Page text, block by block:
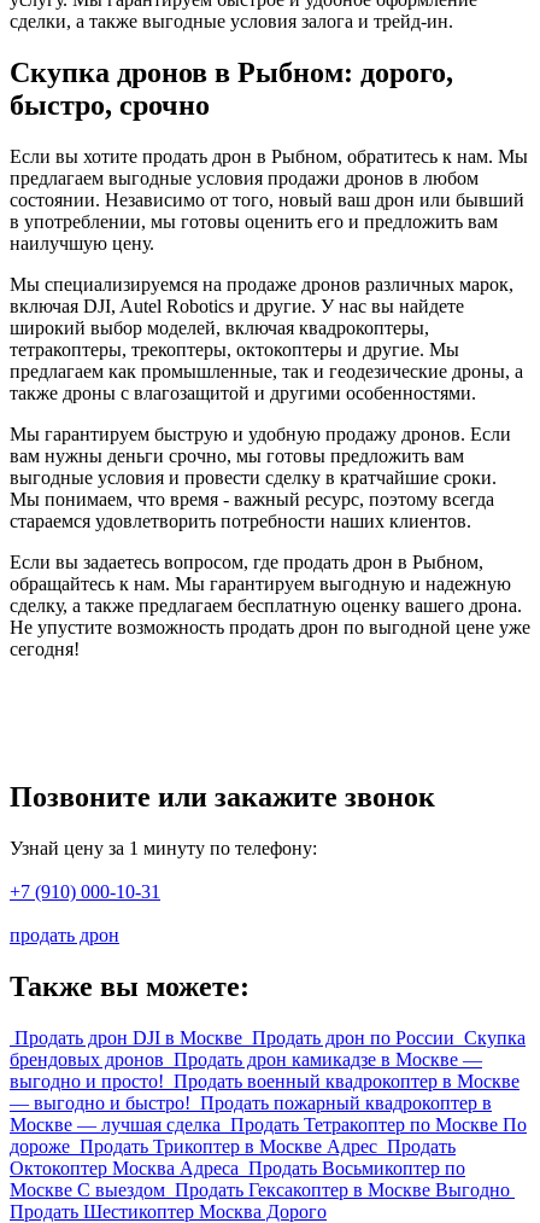
сделки, а также выгодные условия залога и трейд-ин.
Скупка дронов в Рыбном: дорого,
быстро, срочно
Если вы хотите продать дрон в Рыбном, обратитесь к нам. Мы
предлагаем выгодные условия продажи дронов в любом
состоянии. Независимо от того, новый ваш дрон или бывший
в употреблении, мы готовы оценить его и предложить вам
наилучшую цену.
Мы специализируемся на продаже дронов различных марок,
включая DJI, Autel Robotics и другие. У нас вы найдете
широкий выбор моделей, включая квадрокоптеры,
тетракоптеры, трекоптеры, октокоптеры и другие. Мы
предлагаем как промышленные, так и геодезические дроны, а
также дроны с влагозащитой и другими особенностями.
Мы гарантируем быструю и удобную продажу дронов. Если
вам нужны деньги срочно, мы готовы предложить вам
выгодные условия и провести сделку в кратчайшие сроки.
Мы понимаем, что время - важный ресурс, поэтому всегда
стараемся удовлетворить потребности наших клиентов.
Если вы задаетесь вопросом, где продать дрон в Рыбном,
обращайтесь к нам. Мы гарантируем выгодную и надежную
сделку, а также предлагаем бесплатную оценку вашего дрона.
Не упустите возможность продать дрон по выгодной цене уже
сегодня!
Позвоните или закажите звонок
Узнай цену за 1 минуту по телефону:
+7 (910) 000-10-31
продать дрон
Также вы можете:
Продать дрон DJI в Москве Продать дрон по России Скупка
брендовых дронов Продать дрон камикадзе в Москве —
выгодно и просто! Продать военный квадрокоптер в Москве
— выгодно и быстро! Продать пожарный квадрокоптер в
Москве — лучшая сделка Продать Тетракоптер по Москве По
дороже Продать Трикоптер в Москве Адрес Продать
Октокоптер Москва Адреса Продать Восьмикоптер по
Москве С выездом Продать Гексакоптер в Москве Выгодно
Продать Шестикоптер Москва Дорого